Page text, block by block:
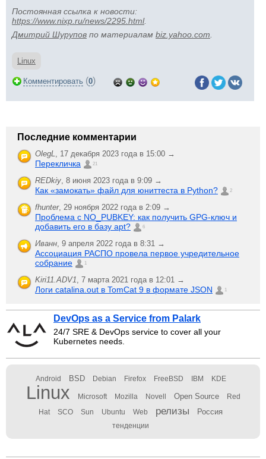
Постоянная ссылка к новости:
https://www.nixp.ru/news/2295.html.
Дмитрий Шурупов по материалам biz.yahoo.com
Linux
Комментировать (0)
Последние комментарии
OlegL, 17 декабря 2023 года в 15:00 →
Перекличка 21
REDkiy, 8 июня 2023 года в 9:09 →
Как «замокать» файл для юниттеста в Python? 2
fhunter, 29 ноября 2022 года в 2:09 →
Проблема с NO_PUBKEY: как получить GPG-ключ и
добавить его в базу apt?
6
Иванн, 9 апреля 2022 года в 8:31 →
Ассоциация РАСПО провела первое учредительное
собрание
1
Kiri11.ADV1, 7 марта 2021 года в 12:01 →
Логи catalina.out в TomCat 9 в формате JSON 1
DevOps as a Service from Palark
24/7 SRE & DevOps service to cover all your
Kubernetes needs.
Android BSD Debian Firefox FreeBSD IBM KDE
Linux Microsoft Mozilla Novell Open Source Red
Hat SCO Sun Ubuntu Web релизы Россия
тенденции